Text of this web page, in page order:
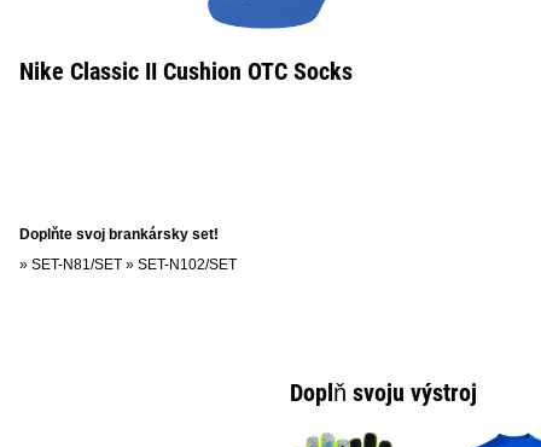
Nike Classic II Cushion OTC Socks
Doplňte svoj brankársky set!
» SET-N81/SET » SET-N102/SET
Doplň svoju výstroj